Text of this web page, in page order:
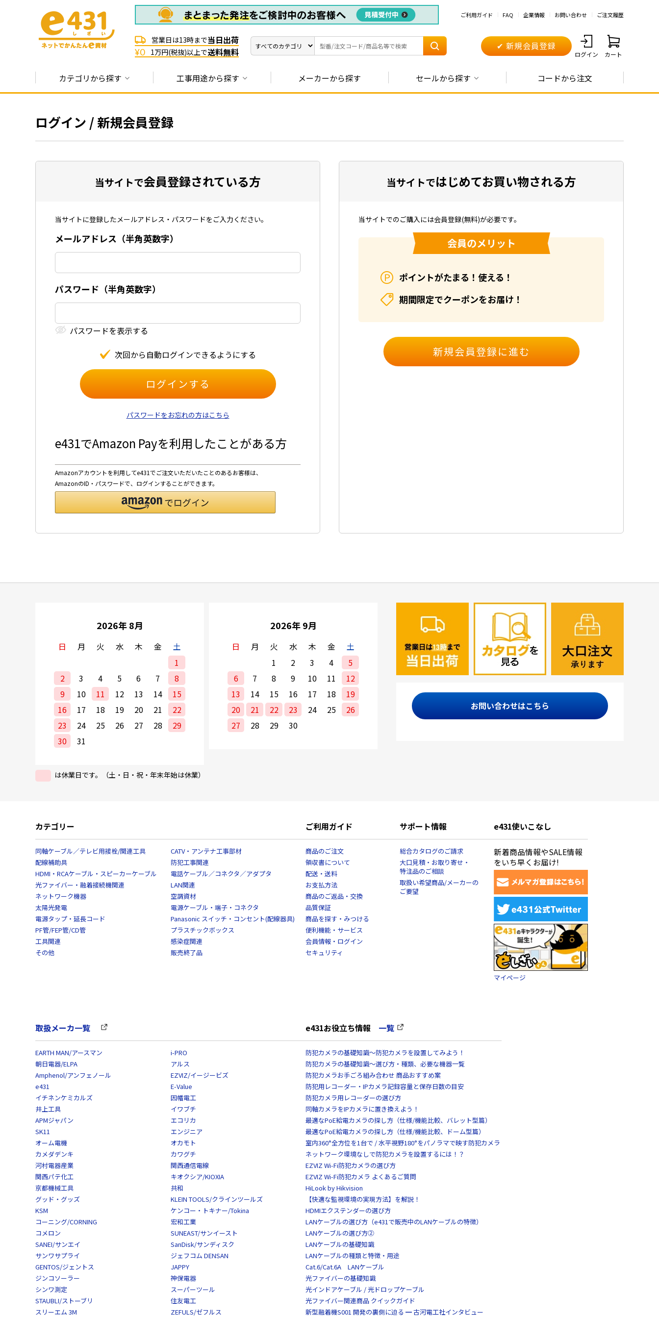
ご利用ガイド FAQ 企業情報 お問い合わせ ご注文履歴
営業日は13時まで当日出荷
¥0 1万円(税抜)以上で送料無料
✔ 新規会員登録
ログイン カート
カテゴリから探す 工事用途から探す メーカーから探す セールから探す コードから注文
ログイン / 新規会員登録
当サイトで会員登録されている方
当サイトに登録したメールアドレス・パスワードをご入力ください。
メールアドレス（半⾓英数字）
パスワード（半⾓英数字）
パスワードを表⽰する
次回から⾃動ログインできるようにする
パスワードをお忘れの方はこちら
e431でAmazon Payを利用したことがある方
Amazonアカウントを利用してe431でご注文いただいたことのあるお客様は、
AmazonのID・パスワードで、ログインすることができます。
当サイトではじめてお買い物される方
当サイトでのご購入には会員登録(無料)が必要です。
会員のメリット
ポイントがたまる！使える！
期間限定でクーポンをお届け！
2026年 8月
日 月 火 水 木 金
土
1
2
3 4 5 6 7
8
9
10 11 12 13 14
15
16
17 18 19 20 21
22
23
24 25 26 27 28
29
30
31
2026年 9月
日 月 火 水 木 金
土
1
2 3 4
5
6
7 8 9 10 11
12
13
14 15 16 17 18
19
20
21 22 23 24 25
26
27
28 29 30
は休業日です。（土・日・祝・年末年始は休業）
お問い合わせはこちら
カテゴリー
同軸ケーブル／テレビ用接栓/関連工具
CATV・アンテナ工事部材
配線補助具
防犯工事関連
HDMI・RCAケーブル・スピーカーケーブル
電話ケーブル／コネクタ／アダプタ
光ファイバー・融着接続機関連
LAN関連
ネットワーク機器
空調資材
太陽光発電
電源ケーブル・端子・コネクタ
電源タップ・延長コード
Panasonic スイッチ・コンセント(配線器具)
PF管/FEP管/CD管
プラスチックボックス
工具関連
感染症関連
その他
販売終了品
ご利用ガイド
商品のご注文
領収書について
配送・送料
お支払方法
商品のご返品・交換
品質保証
商品を探す・みつける
便利機能・サービス
会員情報・ログイン
セキュリティ
サポート情報
総合カタログのご請求
大口見積・お取り寄せ・
特注品のご相談
取扱い希望商品/メーカーの
ご要望
e431使いこなし
新着商品情報やSALE情報
をいち早くお届け!
マイページ
取扱メーカ一覧
EARTH MAN/アースマン
i-PRO
朝日電器/ELPA
アルス
Amphenol/アンフェノール
EZVIZ/イージービズ
e431
E-Value
イチネンケミカルズ
因幡電工
井上工具
イワブチ
APMジャパン
エコリカ
SK11
エンジニア
オーム電機
オカモト
カメダデンキ
カワグチ
河村電器産業
関西通信電線
関西パテ化工
キオクシア/KIOXIA
京都機械工具
共和
グッド・グッズ
KLEIN TOOLS/クラインツールズ
KSM
ケンコー・トキナー/Tokina
コーニング/CORNING
宏和工業
コメロン
SUNEAST/サンイースト
SANEI/サンエイ
SanDisk/サンディスク
サンワサプライ
ジェフコム DENSAN
GENTOS/ジェントス
JAPPY
ジンコソーラー
神保電器
シンワ測定
スーパーツール
STAUBLI/ストーブリ
住友電工
スリーエム 3M
ZEFULS/ゼフルス
e431お役立ち情報 一覧
防犯カメラの基礎知識～防犯カメラを設置してみよう！
防犯カメラの基礎知識～選び方・種類、必要な機器一覧
防犯カメラお手ごろ組み合わせ 商品おすすめ案
防犯用レコーダー・IPカメラ記録容量と保存日数の目安
防犯カメラ用レコーダーの選び方
同軸カメラをIPカメラに置き換えよう！
最適なPoE給電カメラの探し方（仕様/機能比較、バレット型篇）
最適なPoE給電カメラの探し方（仕様/機能比較、ドーム型篇）
室内360°全方位を1台で / 水平視野180°をパノラマで映す防犯カメラ
ネットワーク環境なしで防犯カメラを設置するには！？
EZVIZ Wi-Fi防犯カメラの選び方
EZVIZ Wi-Fi防犯カメラ よくあるご質問
HiLook by Hikvision
【快適な監視環境の実現方法】を解説！
HDMIエクステンダーの選び方
LANケーブルの選び方（e431で販売中のLANケーブルの特徴）
LANケーブルの選び方②
LANケーブルの基礎知識
LANケーブルの種類と特徴・用途
Cat.6/Cat.6A LANケーブル
光ファイバーの基礎知識
光インドアケーブル / 光ドロップケーブル
光ファイバー関連商品 クイックガイド
新型融着機S001 開発の裏側に迫る ━ 古河電工社インタビュー